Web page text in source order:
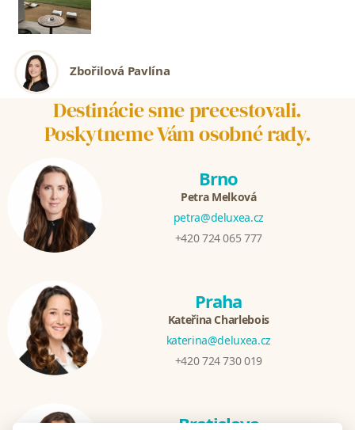
Zbořilová Pavlína
Destinácie sme precestovali.
Poskytneme Vám osobné rady.
Brno
Petra Melková
petra@deluxea.cz
+420 724 065 777
Praha
Kateřina Charlebois
katerina@deluxea.cz
+420 724 730 019
Bratislava